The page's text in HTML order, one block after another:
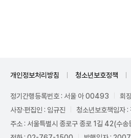
개인정보처리방침 청소년보호정책
정기간행등록번호 : 서울 아 00493
회
사장·편집인 : 임규진
청소년보호책임자 :
주소 : 서울특별시 종로구 종로 1길 42(수